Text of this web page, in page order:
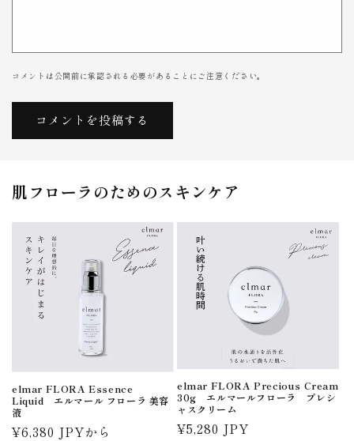
コメントは公開前に承認される必要があることにご注意ください。
肌フローラのためのスキンケア
elmar FLORA Essence
Liquid エルマール フローラ 美容
液
通
¥6,380 JPYから
elmar FLORA Precious Cream
30g エルマールフローラ プレシ
ャスクリーム
通
¥5,280 JPY